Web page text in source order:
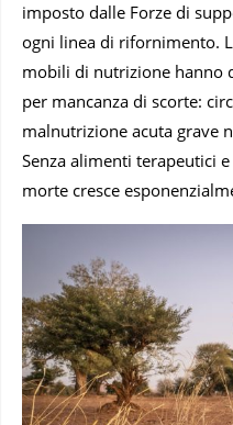
imposto dalle Forze di
ogni linea di rifornimento.
mobili di nutrizione hanno
per mancanza di scorte:
malnutrizione acuta grave
Senza alimenti terapeutici
morte cresce